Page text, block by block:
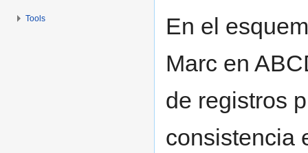
En el
Marc en
de registros
consistencia
Tools